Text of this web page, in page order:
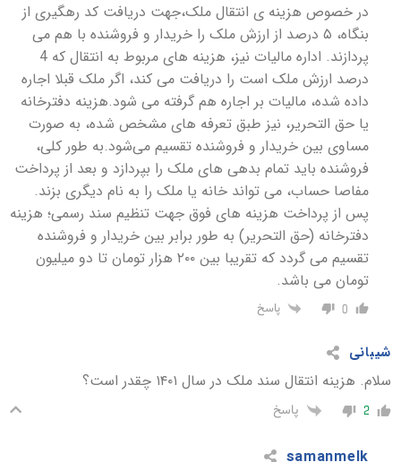
در خصوص هزینه ی انتقال ملک،جهت دریافت کد رهگیری از
بنگاه، ۵ درصد از ارزش ملک را خریدار و فروشنده با هم می
پردازند. اداره مالیات نیز، هزینه های مربوط به انتقال که 4
درصد ارزش ملک است را دریافت می کند، اگر ملک قبلا اجاره
داده شده، مالیات بر اجاره هم گرفته می شود.هزینه دفترخانه
یا حق التحریر، نیز طبق تعرفه های مشخص شده، به صورت
مساوی بین خریدار و فروشنده تقسیم می‌شود.به طور کلی،
فروشنده باید تمام بدهی های ملک را بپردازد و بعد از پرداخت
مفاصا حساب، می تواند خانه یا ملک را به نام دیگری بزند.
پس از پرداخت هزینه های فوق جهت تنظیم سند رسمی؛ هزینه
دفترخانه (حق التحریر) به طور برابر بین خریدار و فروشنده
تقسیم می گردد که تقریبا بین ۲۰۰ هزار تومان تا دو میلیون
تومان می باشد.
0 پاسخ
شیبانی
سلام. هزینه انتقال سند ملک در سال ۱۴۰۱ چقدر است؟
2 پاسخ
samanmelk